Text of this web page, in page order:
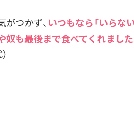
がつかず、 いつもなら「いらな
奴も最後まで食べてくれました